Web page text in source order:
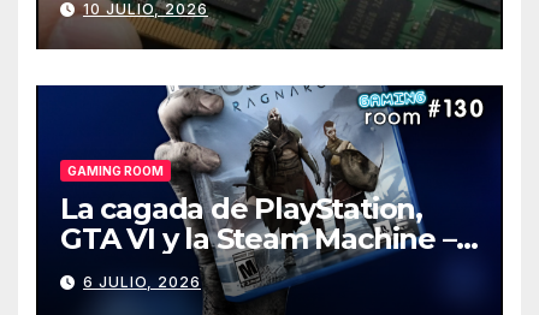
10 JULIO, 2026
GAMING ROOM
La cagada de PlayStation,
GTA VI y la Steam Machine –
Gaming Room #130
6 JULIO, 2026